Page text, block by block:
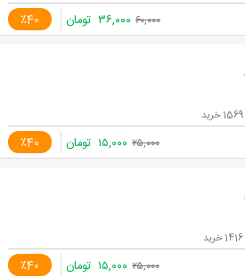
٪40 ۶۰,۰۰۰ ۳۶,۰۰۰ تومان
٪40 ۲۵,۰۰۰ ۱۵,۰۰۰ تومان
٪40 ۲۵,۰۰۰ ۱۵,۰۰۰ تومان